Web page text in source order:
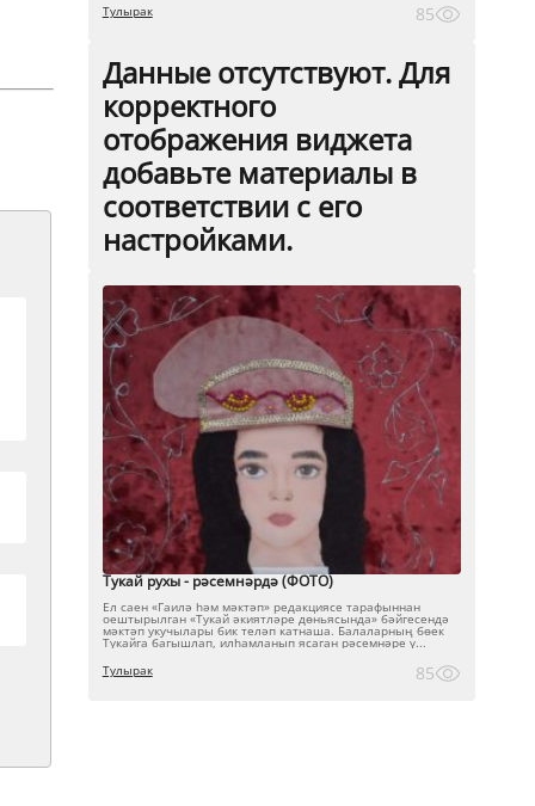
Тулырак
85
Данные отсутствуют. Для
корректного
отображения виджета
добавьте материалы в
соответствии с его
настройками.
Тукай рухы - рәсемнәрдә (ФОТО)
Ел саен «Гаилә һәм мәктәп» редакциясе тарафыннан
оештырылган «Тукай әкиятләре дөньясында» бәйгесендә
мәктәп укучылары бик теләп катнаша. Балаларның бөек
Тукайга багышлап, илһамланып ясаган рәсемнәре ү...
Тулырак
85